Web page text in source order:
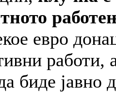
евро
работи,
биде јавно